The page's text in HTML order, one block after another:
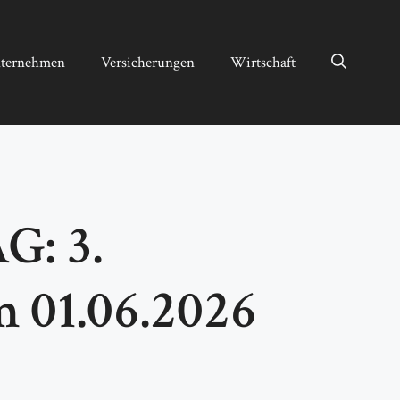
Versicherungen Wirtschaft
3.